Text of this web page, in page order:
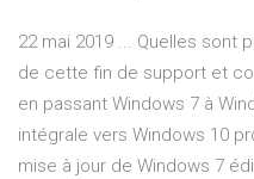
22 mai 2019 ... Quelles
de cette fin de support et
en passant Windows 7 à
intégrale vers Windows 10
mise à jour de Windows 7